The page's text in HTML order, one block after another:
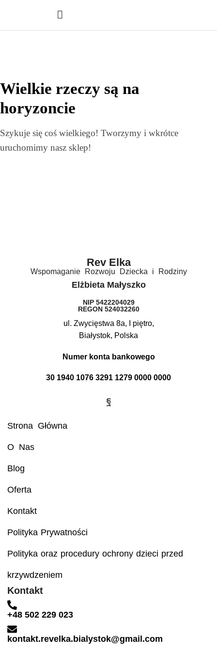
Wielkie rzeczy są na
horyzoncie
Szykuje się coś wielkiego! Tworzymy i wkrótce
uruchomimy nasz sklep!
Rev Elka​
Wspomaganie Rozwoju Dziecka i Rodziny
Elżbieta Małyszko
NIP 5422204029
REGON 524032260
ul. Zwycięstwa 8a, I piętro,
Białystok, Polska
Numer konta bankowego
30 1940 1076 3291 1279 0000 0000
Strona Główna
O Nas
Blog
Oferta
Kontakt
Polityka Prywatności
Polityka oraz procedury ochrony dzieci przed
krzywdzeniem
Kontakt
+48 502 229 023
kontakt.revelka.bialystok@gmail.com